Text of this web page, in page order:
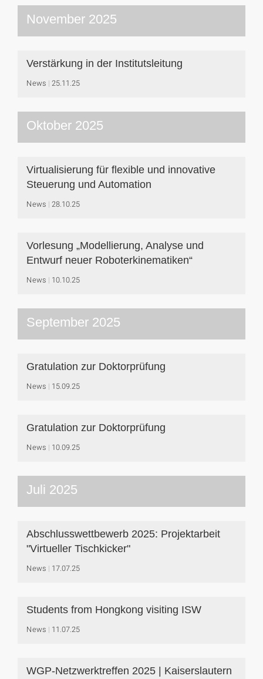
November 2025
Verstärkung in der Institutsleitung
News 25.11.25
Oktober 2025
Virtualisierung für flexible und innovative
Steuerung und Automation
News 28.10.25
Vorlesung „Modellierung, Analyse und
Entwurf neuer Roboterkinematiken“
News 10.10.25
September 2025
Gratulation zur Doktorprüfung
News 15.09.25
Gratulation zur Doktorprüfung
News 10.09.25
Juli 2025
Abschlusswettbewerb 2025: Projektarbeit
"Virtueller Tischkicker"
News 17.07.25
Students from Hongkong visiting ISW
News 11.07.25
WGP-Netzwerktreffen 2025 | Kaiserslautern